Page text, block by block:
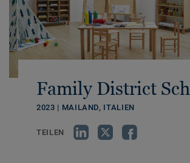
Family District
2023 | MAILAND, ITALIEN
TEILEN